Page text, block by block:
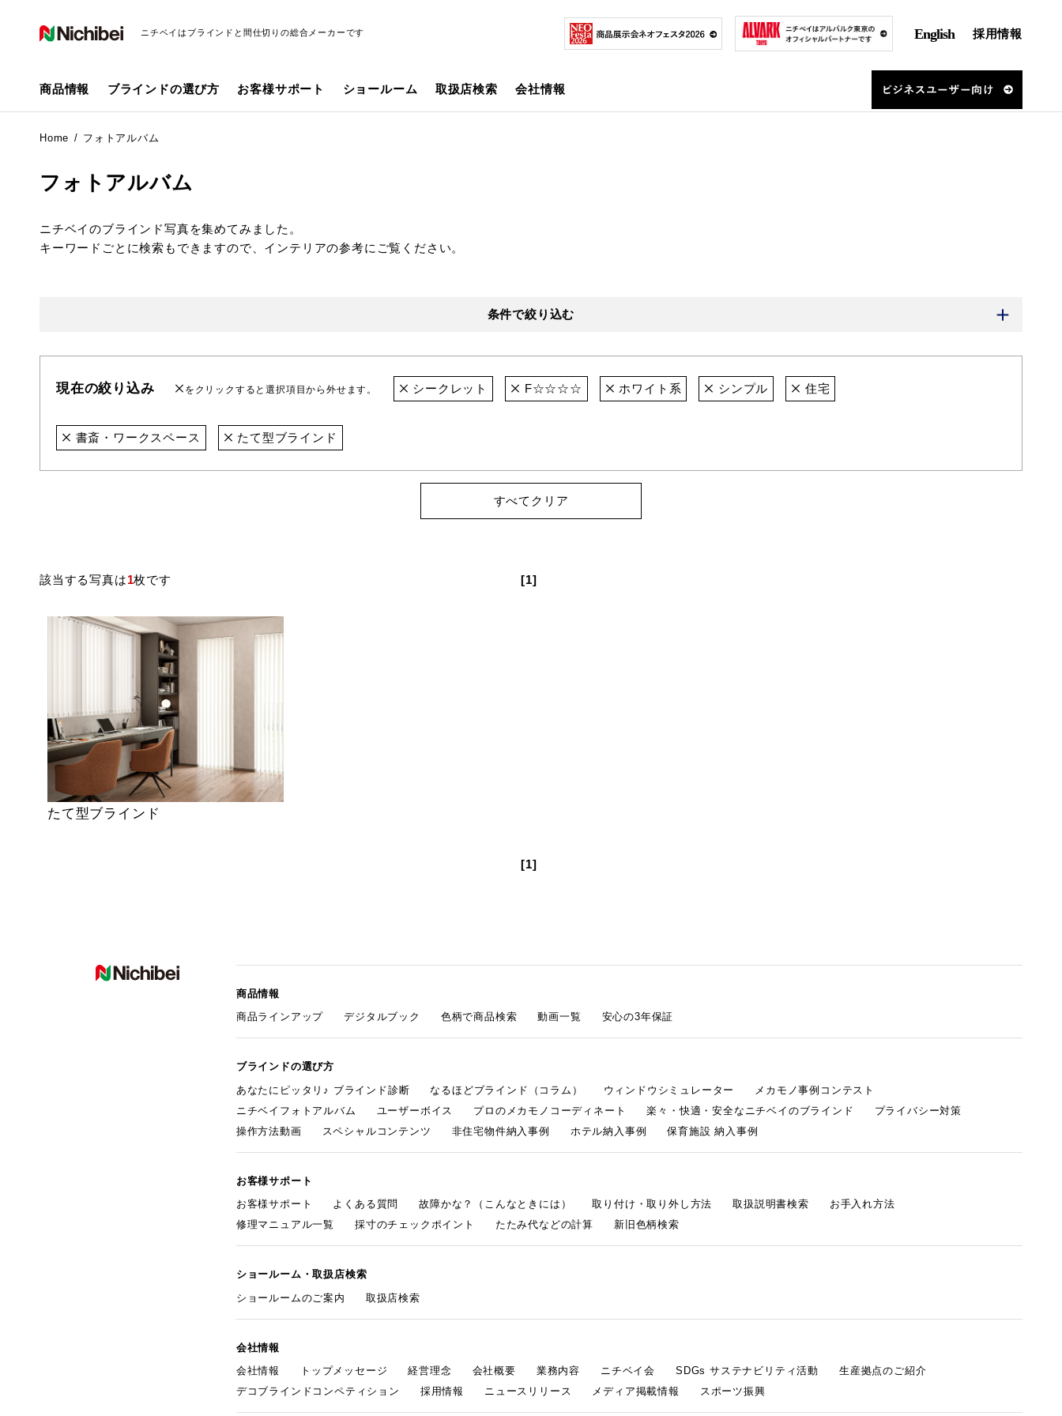
ニチベイはブラインドと間仕切りの総合メーカーです English 採用情報
商品情報 ブラインドの選び方 お客様サポート ショールーム 取扱店検索 会社情報
Home フォトアルバム
フォトアルバム
ニチベイのブラインド写真を集めてみました。
キーワードごとに検索もできますので、インテリアの参考にご覧ください。
条件で絞り込む
現在の絞り込み をクリックすると選択項目から外せます。 シークレット F☆☆☆☆ ホワイト系 シンプル 住宅
書斎・ワークスペース たて型ブラインド
すべてクリア
該当する写真は1枚です [1]
たて型ブラインド
[1]
商品情報
商品ラインアップ
デジタルブック 色柄で商品検索 動画一覧 安心の3年保証
ブラインドの選び方
あなたにピッタリ♪ ブラインド診断
なるほどブラインド（コラム） ウィンドウシミュレーター
メカモノ事例コンテスト
ニチベイフォトアルバム
ユーザーボイス プロのメカモノコーディネート 楽々・快適・安全なニチベイのブラインド
プライバシー対策
操作方法動画
スペシャルコンテンツ 非住宅物件納入事例 ホテル納入事例 保育施設 納入事例
お客様サポート
お客様サポート
よくある質問 故障かな？（こんなときには） 取り付け・取り外し方法 取扱説明書検索
お手入れ方法
修理マニュアル一覧
採寸のチェックポイント たたみ代などの計算 新旧色柄検索
ショールーム・取扱店検索
ショールームのご案内
取扱店検索
会社情報
会社情報
トップメッセージ 経営理念 会社概要 業務内容 ニチベイ会 SDGs サステナビリティ活動
生産拠点のご紹介
デコブラインドコンペティション
採用情報 ニュースリリース メディア掲載情報 スポーツ振興